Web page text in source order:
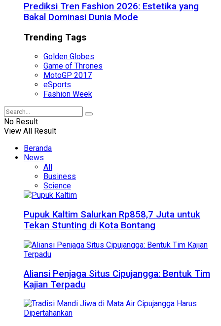
Prediksi Tren Fashion 2026: Estetika yang
Bakal Dominasi Dunia Mode
Trending Tags
Golden Globes
Game of Thrones
MotoGP 2017
eSports
Fashion Week
No Result
View All Result
Beranda
News
All
Business
Science
Pupuk Kaltim Salurkan Rp858,7 Juta untuk
Tekan Stunting di Kota Bontang
Aliansi Penjaga Situs Cipujangga: Bentuk Tim
Kajian Terpadu